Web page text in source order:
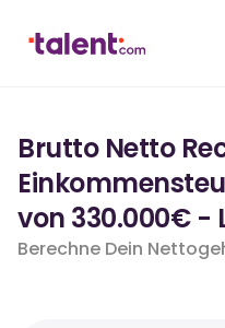
Brutto Netto
von 330.000€ -
Berechne Dein